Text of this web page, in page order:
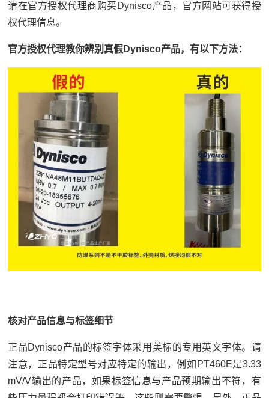
请在官方授权代理商购买Dynisco产品，官方网站可获得授
权代理信息。
官方授权代理教你辨别真假Dynisco产品，有以下方法：
核对产品信息与标签细节
正品Dynisco产品的标签字体采用美标的专用英文字体。请
注意，正品特定型号对应特定的输出，例如PT460E是3.33
mV/V输出的产品，如果标签信息与产品预期输出不符，有